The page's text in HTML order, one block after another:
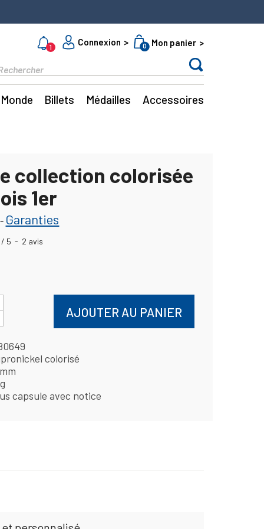
1
Connexion 0 Mon panier
Monde Billets Médailles Accessoires
collection colorisée
1er
Garanties
/ 5 - 2 avis
AJOUTER AU PANIER
colorisé
capsule avec notice